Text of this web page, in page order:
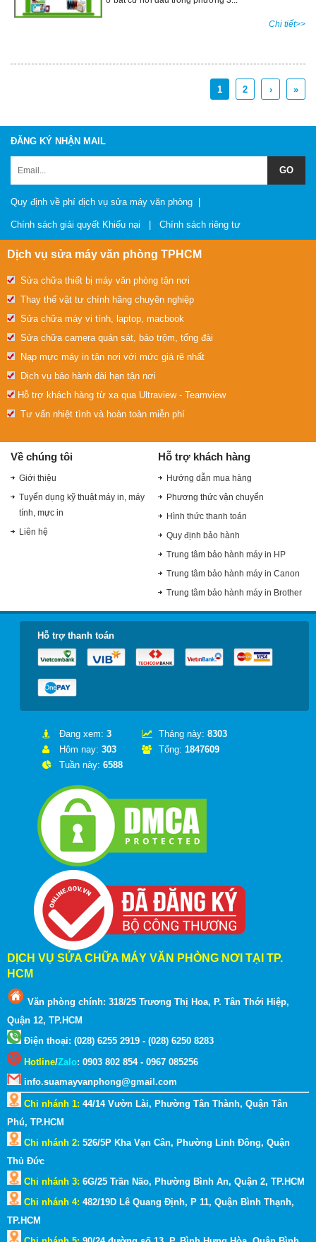
Chi tiết>>
1 2 › »
ĐĂNG KÝ NHẬN MAIL
Quy định về phí dịch vụ sửa máy văn phòng
Chính sách giải quyết Khiếu nại Chính sách riêng tư
Dịch vụ sửa máy văn phòng TPHCM
Sửa chữa thiết bị máy văn phòng tận nơi
Thay thế vật tư chính hãng chuyên nghiệp
Sửa chữa máy vi tính, laptop, macbook
Sửa chữa camera quán sát, báo trộm, tổng đài
Nạp mực máy in tận nơi với mức giá rẽ nhất
Dịch vụ bảo hành dài hạn tận nơi
Hỗ trợ khách hàng từ xa qua Ultraview - Teamview
Tư vấn nhiệt tình và hoàn toàn miễn phí
Về chúng tôi
Giới thiệu
Tuyển dụng kỹ thuật máy in, máy
tính, mực in
Liên hệ
Hỗ trợ khách hàng
Hướng dẫn mua hàng
Phương thức vận chuyển
Hình thức thanh toán
Quy định bảo hành
Trung tâm bảo hành máy in HP
Trung tâm bảo hành máy in Canon
Trung tâm bảo hành máy in Brother
Hỗ trợ thanh toán
Đang xem: 3
Hôm nay: 303
Tuần này: 6588
Tháng này: 8303
Tổng: 1847609
DỊCH VỤ SỬA CHỮA MÁY VĂN PHÒNG NƠI TẠI TP.
HCM
Văn phòng chính: 318/25 Trương Thị Hoa, P. Tân Thới Hiệp,
Quận 12, TP.HCM
Điện thoại: (028) 6255 2919 - (028) 6250 8283
Hotline/Zalo: 0903 802 854 - 0967 085256
info.suamayvanphong@gmail.com
Chi nhánh 1: 44/14 Vườn Lài, Phường Tân Thành, Quận Tân
Phú, TP.HCM
Chi nhánh 2: 526/5P Kha Vạn Cân, Phường Linh Đông, Quận
Thủ Đức
Chi nhánh 3: 6G/25 Trần Não, Phường Bình An, Quận 2, TP.HCM
Chi nhánh 4: 482/19D Lê Quang Định, P 11, Quận Bình Thạnh,
TP.HCM